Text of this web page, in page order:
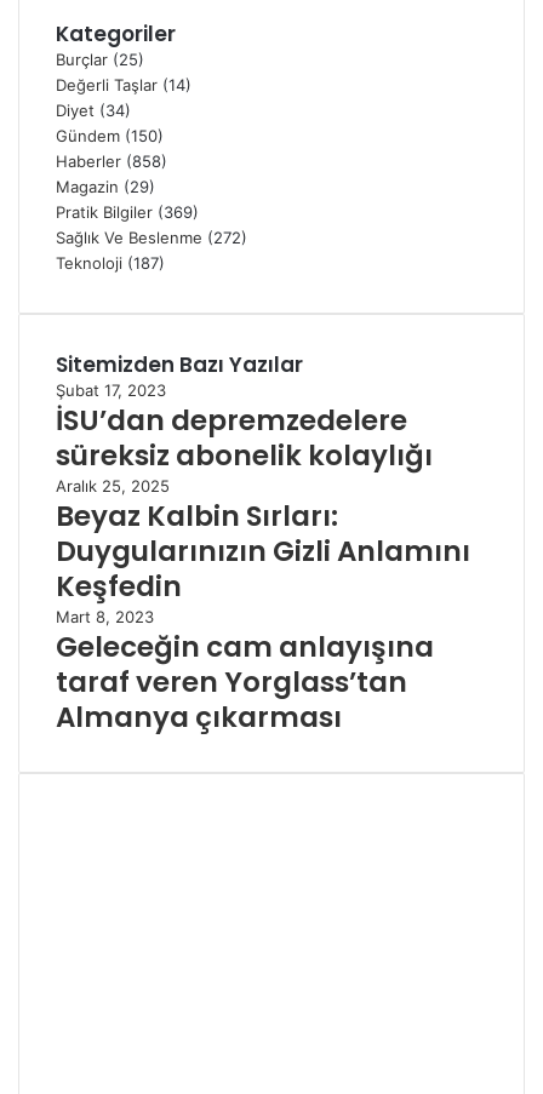
Kategoriler
Burçlar (25)
Değerli Taşlar (14)
Diyet (34)
Gündem (150)
Haberler (858)
Magazin (29)
Pratik Bilgiler (369)
Sağlık Ve Beslenme (272)
Teknoloji (187)
Sitemizden Bazı Yazılar
Şubat 17, 2023
İSU’dan depremzedelere
süreksiz abonelik kolaylığı
Aralık 25, 2025
Beyaz Kalbin Sırları:
Duygularınızın Gizli Anlamını
Keşfedin
Mart 8, 2023
Geleceğin cam anlayışına
taraf veren Yorglass’tan
Almanya çıkarması